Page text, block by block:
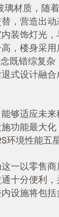
璃材质，随
，营造出动
装饰灯光
，楼身采
既错综复
式设计融
够适应未
功能最大
环境性能五
一以零售
十分便利
设施将包